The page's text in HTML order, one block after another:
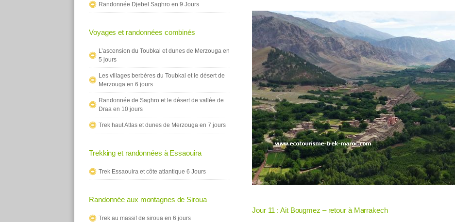
Jour 11 : Ait Bougmez – retour à Marrakech
Randonnée Djebel Saghro en 9 Jours
Voyages et randonnées combinés
L’ascension du Toubkal et dunes de Merzouga en
5 jours
Les villages berbères du Toubkal et le désert de
Merzouga en 6 jours
Randonnée de Saghro et le désert de vallée de
Draa en 10 jours
Trek haut Atlas et dunes de Merzouga en 7 jours
Trekking et randonnées à Essaouira
Trek Essaouira et côte atlantique 6 Jours
Randonnée aux montagnes de Siroua
Trek au massif de siroua en 6 jours